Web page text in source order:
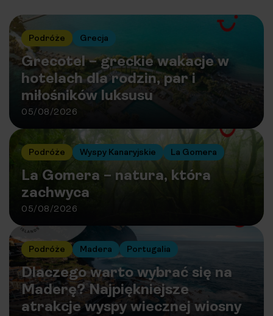
Podróże Grecja
Grecotel – greckie wakacje w
hotelach dla rodzin, par i
miłośników luksusu
05/08/2026
Podróże Wyspy Kanaryjskie La Gomera
La Gomera – natura, która
zachwyca
05/08/2026
Podróże Madera Portugalia
Dlaczego warto wybrać się na
Maderę? Najpiękniejsze
atrakcje wyspy wiecznej wiosny